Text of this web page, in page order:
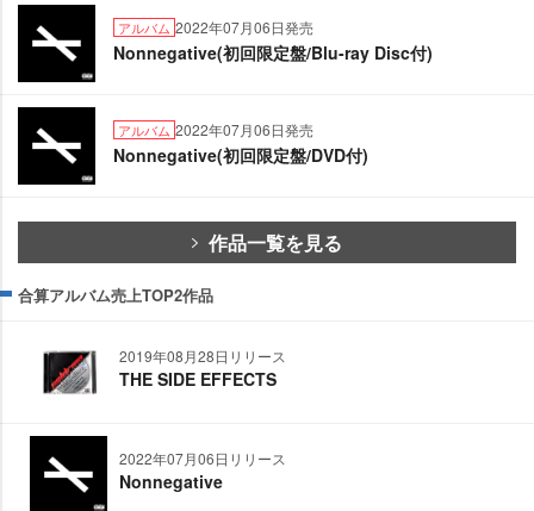
アルバム 2022年07月06日発売
Nonnegative(初回限定盤/Blu-ray Disc付)
アルバム 2022年07月06日発売
Nonnegative(初回限定盤/DVD付)
作品一覧を見る
合算アルバム売上TOP2作品
2019年08月28日リリース
THE SIDE EFFECTS
2022年07月06日リリース
Nonnegative